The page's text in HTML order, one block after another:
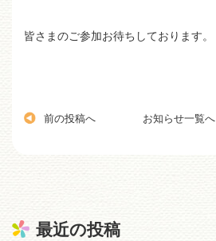
皆さまのご参加お待ちしております。
前の投稿へ お知らせ一覧へ
最近の投稿